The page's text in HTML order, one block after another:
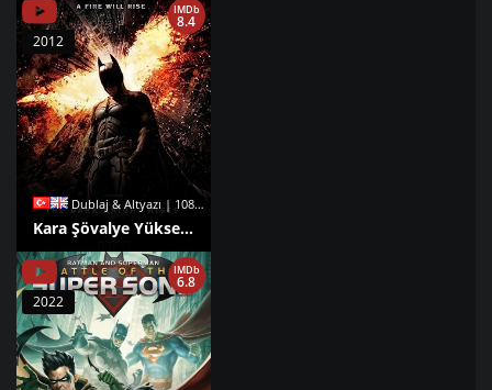
Dublaj & Altyazı | 1080p |
Kara Şövalye Yükseliyor izle
IMDb
8.4
2012
IMDb
6.8
2022